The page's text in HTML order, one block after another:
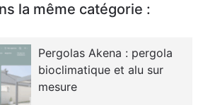
la même catégorie :
Pergolas Akena : pergola
bioclimatique et alu sur
mesure